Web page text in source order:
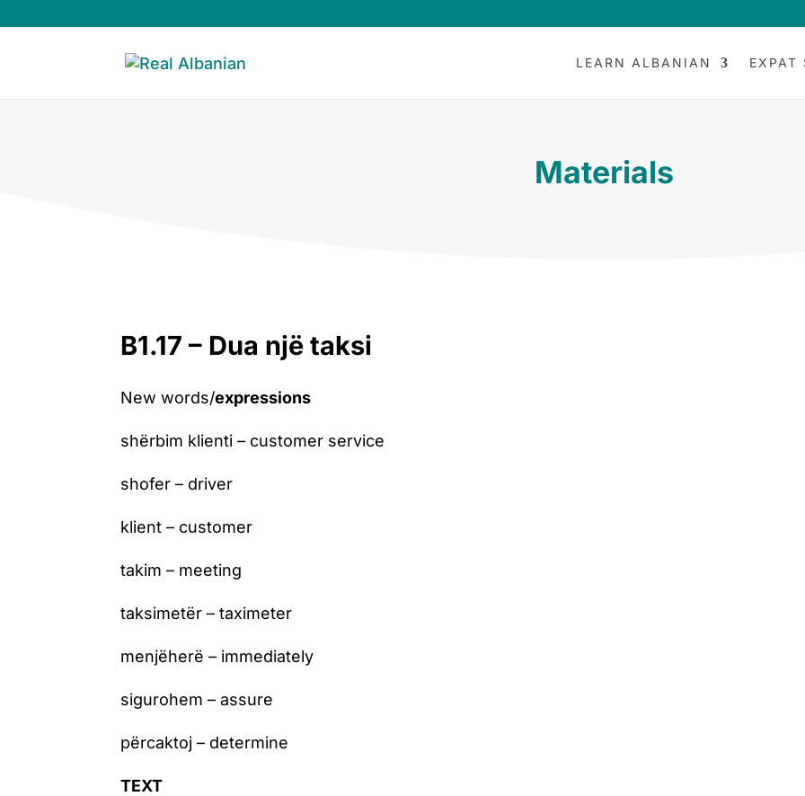
LEARN ALBANIAN EXPAT
Materials
B1.17 – Dua një taksi
New words/expressions
shërbim klienti – customer service
shofer – driver
klient – customer
takim – meeting
taksimetër – taximeter
menjëherë – immediately
sigurohem – assure
përcaktoj – determine
TEXT